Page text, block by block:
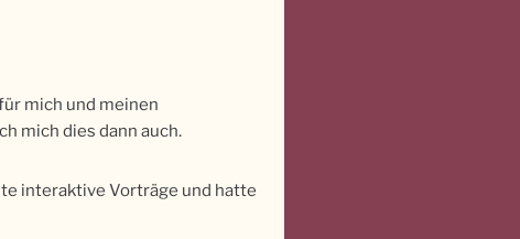
mich und meinen
mich dies dann auch.
interaktive Vorträge und hatte